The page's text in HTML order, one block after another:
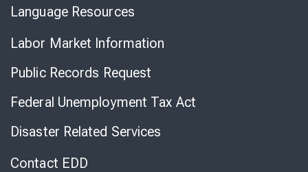
Language Resources
Labor Market Information
Public Records Request
Federal Unemployment Tax Act
Disaster Related Services
Contact EDD